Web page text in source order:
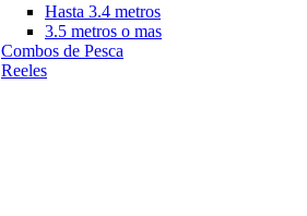
Hasta 3.4 metros
3.5 metros o mas
Combos de Pesca
Reeles